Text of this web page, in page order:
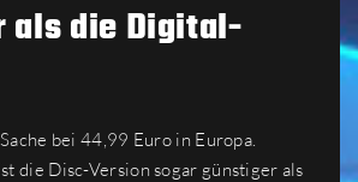
als die Digital-
bei 44,99 Euro in Europa.
die Disc-Version sogar günstiger als